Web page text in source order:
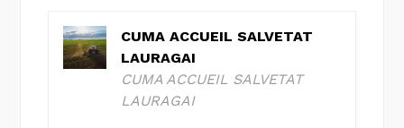
CUMA ACCUEIL SALVETAT
LAURAGAI
CUMA ACCUEIL SALVETAT
LAURAGAI